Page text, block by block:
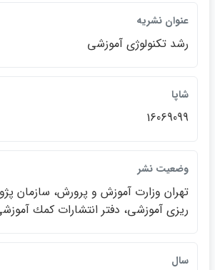
عنوان نشريه
رشد تكنولوژي آموزشي
شاپا
16069099
وضعيت نشر
تهران وزارت آموزش و پرورش، سازمان
ريزي آموزشي، دفتر انتشارات كمك آموزشي
سال